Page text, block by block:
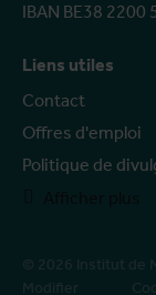
IBAN BE38 2200
Liens utiles
Contact
Offres d'emploi
Politique de
© 2026 Institut de
Modifier